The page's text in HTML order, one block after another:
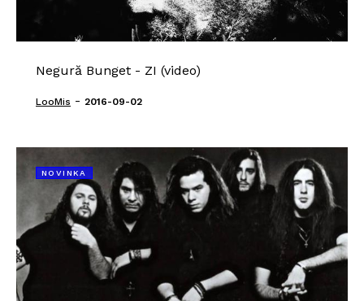
Negură Bunget - ZI (video)
LooMis - 2016-09-02
NOVINKA